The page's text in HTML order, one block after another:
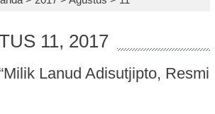
11, 2017
Lanud Adisutjipto, Resmi